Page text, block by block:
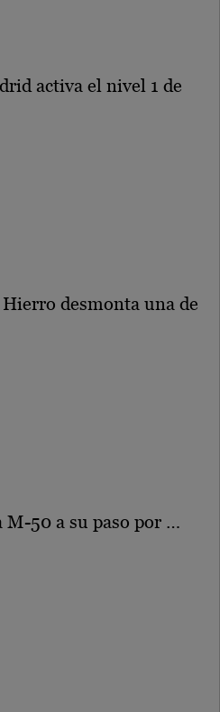
activa el nivel 1 de
desmonta una de
M-50 a su paso por …